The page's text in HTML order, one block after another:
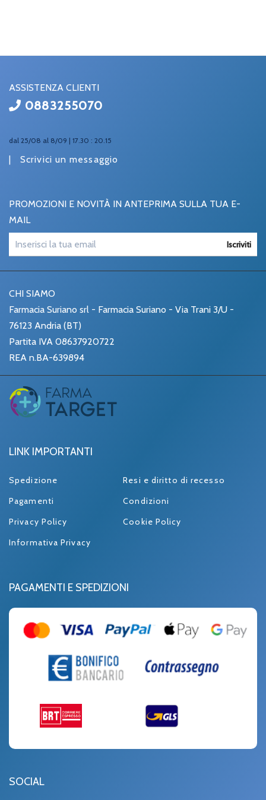
ASSISTENZA CLIENTI
0883255070
dal 25/08 al 8/09 | 17.30 : 20.15
| Scrivici un messaggio
PROMOZIONI E NOVITÀ IN ANTEPRIMA SULLA TUA E-
MAIL
Iscriviti
CHI SIAMO
Farmacia Suriano srl - Farmacia Suriano - Via Trani 3/U -
76123 Andria (BT)
Partita IVA 08637920722
REA n.BA-639894
LINK IMPORTANTI
Spedizione
Resi e diritto di recesso
Pagamenti
Condizioni
Privacy Policy
Cookie Policy
Informativa Privacy
PAGAMENTI E SPEDIZIONI
SOCIAL